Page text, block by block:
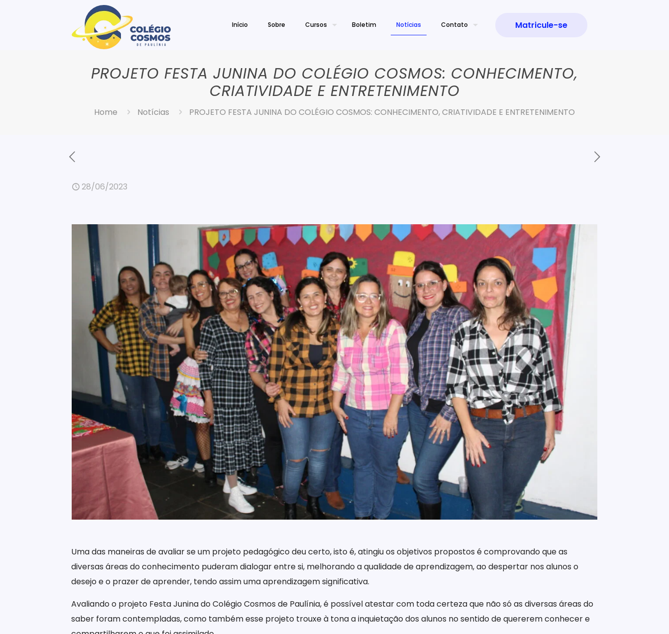
Início Sobre Cursos Boletim Notícias Contato Matricule-se
PROJETO FESTA JUNINA DO COLÉGIO COSMOS: CONHECIMENTO,
CRIATIVIDADE E ENTRETENIMENTO
Home Notícias PROJETO FESTA JUNINA DO COLÉGIO COSMOS: CONHECIMENTO, CRIATIVIDADE E ENTRETENIMENTO
28/06/2023
Uma das maneiras de avaliar se um projeto pedagógico deu certo, isto é, atingiu os objetivos propostos é comprovando que as
diversas áreas do conhecimento puderam dialogar entre si, melhorando a qualidade de aprendizagem, ao despertar nos alunos o
desejo e o prazer de aprender, tendo assim uma aprendizagem significativa.
Avaliando o projeto Festa Junina do Colégio Cosmos de Paulínia, é possível atestar com toda certeza que não só as diversas áreas do
saber foram contempladas, como também esse projeto trouxe à tona a inquietação dos alunos no sentido de quererem conhecer e